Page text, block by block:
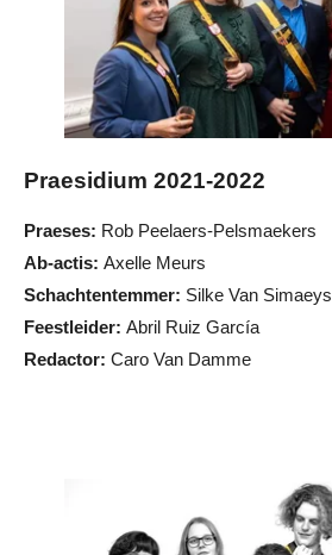
Praesidium 2021-2022
Praeses: Rob Peelaers-Pelsmaekers
Ab-actis: Axelle Meurs
Schachtentemmer: Silke Van Simaeys
Feestleider: Abril Ruiz García
Redactor: Caro Van Damme